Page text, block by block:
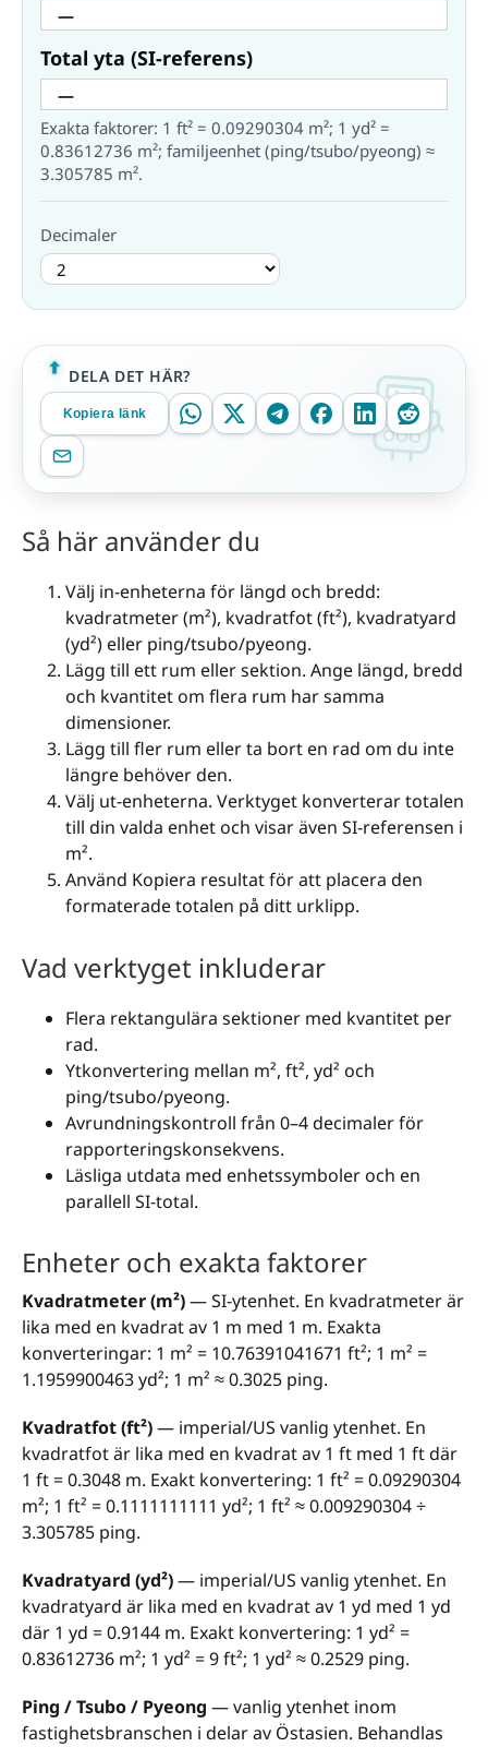
Total yta (SI-referens)
Exakta faktorer: 1 ft² = 0.09290304 m²; 1 yd² =
0.83612736 m²; familjeenhet (ping/tsubo/pyeong) ≈
3.305785 m².
Decimaler
DELA DET HÄR?
Kopiera länk
Så här använder du
Välj in-enheterna för längd och bredd:
kvadratmeter (m²), kvadratfot (ft²), kvadratyard
(yd²) eller ping/tsubo/pyeong.
Lägg till ett rum eller sektion. Ange längd, bredd
och kvantitet om flera rum har samma
dimensioner.
Lägg till fler rum eller ta bort en rad om du inte
längre behöver den.
Välj ut-enheterna. Verktyget konverterar totalen
till din valda enhet och visar även SI-referensen i
m².
Använd Kopiera resultat för att placera den
formaterade totalen på ditt urklipp.
Vad verktyget inkluderar
Flera rektangulära sektioner med kvantitet per
rad.
Ytkonvertering mellan m², ft², yd² och
ping/tsubo/pyeong.
Avrundningskontroll från 0–4 decimaler för
rapporteringskonsekvens.
Läsliga utdata med enhetssymboler och en
parallell SI-total.
Enheter och exakta faktorer
Kvadratmeter (m²)— SI-ytenhet. En kvadratmeter är
lika med en kvadrat av 1 m med 1 m. Exakta
konverteringar: 1 m² = 10.76391041671 ft²; 1 m² =
1.1959900463 yd²; 1 m² ≈ 0.3025 ping.
Kvadratfot (ft²)— imperial/US vanlig ytenhet. En
kvadratfot är lika med en kvadrat av 1 ft med 1 ft där
1 ft = 0.3048 m. Exakt konvertering: 1 ft² = 0.09290304
m²; 1 ft² = 0.1111111111 yd²; 1 ft² ≈ 0.009290304 ÷
3.305785 ping.
Kvadratyard (yd²)— imperial/US vanlig ytenhet. En
kvadratyard är lika med en kvadrat av 1 yd med 1 yd
där 1 yd = 0.9144 m. Exakt konvertering: 1 yd² =
0.83612736 m²; 1 yd² = 9 ft²; 1 yd² ≈ 0.2529 ping.
Ping / Tsubo / Pyeong — vanlig ytenhet inom
fastighetsbranschen i delar av Östasien. Behandlas